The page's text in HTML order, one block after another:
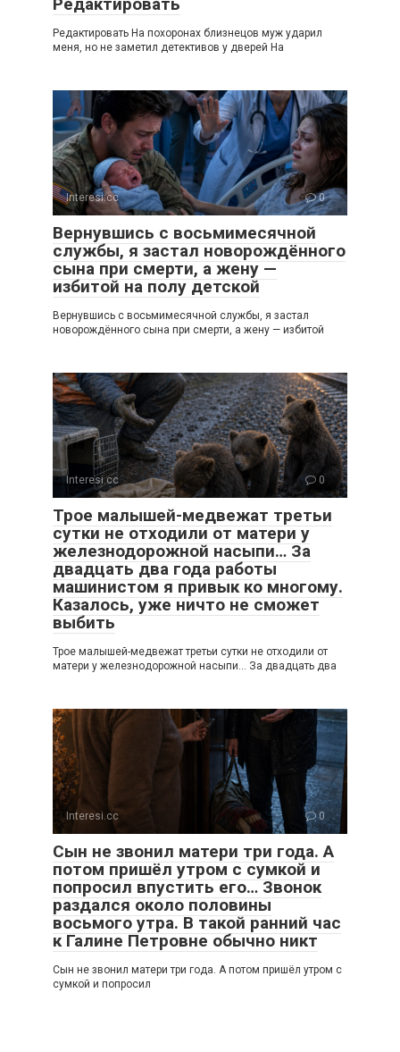
Редактировать На похоронах близнецов муж ударил
меня, но не заметил детективов у дверей На
Interesi.cc 0
Вернувшись с восьмимесячной
службы, я застал новорождённого
сына при смерти, а жену —
избитой на полу детской
Вернувшись с восьмимесячной службы, я застал
новорождённого сына при смерти, а жену — избитой
Interesi.cc 0
Трое малышей-медвежат третьи
сутки не отходили от матери у
железнодорожной насыпи… За
двадцать два года работы
машинистом я привык ко многому.
Казалось, уже ничто не сможет
выбить
Трое малышей-медвежат третьи сутки не отходили от
матери у железнодорожной насыпи… За двадцать два
Interesi.cc 0
Сын не звонил матери три года. А
потом пришёл утром с сумкой и
попросил впустить его… Звонок
раздался около половины
восьмого утра. В такой ранний час
к Галине Петровне обычно никт
Сын не звонил матери три года. А потом пришёл утром с
сумкой и попросил